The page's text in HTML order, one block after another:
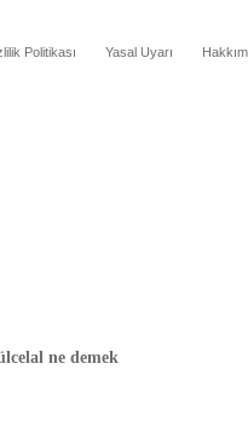
Politikası Yasal Uyarı
ne demek